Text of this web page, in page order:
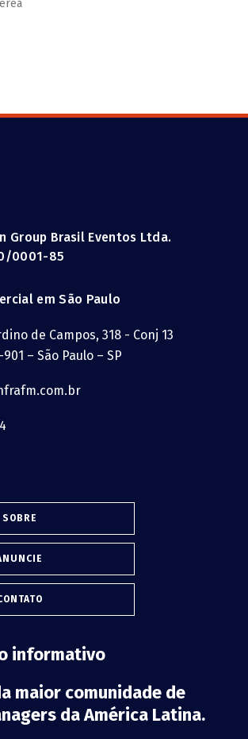
Group Brasil Eventos Ltda.
0001-85
em São Paulo
de Campos, 318 - Conj 13
901 – São Paulo – SP
SOBRE
informativo
maior comunidade de
da América Latina.